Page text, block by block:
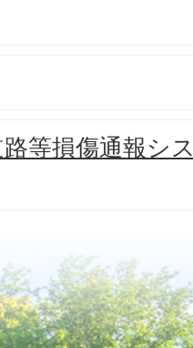
等損傷通報シ